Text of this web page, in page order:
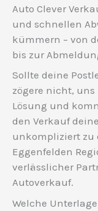
Auto Clever
und schnellen
kümmern – von
bis zur
Sollte deine
zögere nicht,
Lösung und
den Verkauf
unkompliziert zu
Eggenfelden
verlässlicher
Autoverkauf.
Welche